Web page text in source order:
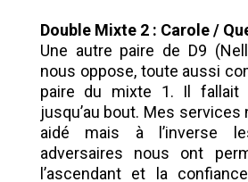
Double Mixte 2 : Carole /
Une autre paire de D9
nous oppose, toute aussi
paire du mixte 1. Il fallait
jusqu’au bout. Mes services
aidé mais à l’inverse
adversaires nous ont
l’ascendant et la